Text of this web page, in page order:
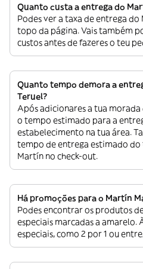
Quanto custa a entrega do
Podes ver a taxa de entrega
topo da página. Vais também
custos antes de fazeres o teu
Quanto tempo demora a
Teruel?
Após adicionares a tua
o tempo estimado para a
estabelecimento na tua área.
tempo de entrega estimado
Martín no check-out.
Há promoções para o Martín
Podes encontrar os produtos
especiais marcadas a amarelo.
especiais, como 2 por 1 ou